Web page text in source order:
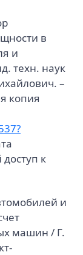
в
и
техн. наук
–
копия
к
и
машин / Г.